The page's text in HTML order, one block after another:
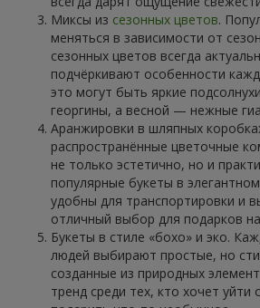
Миксы из сезонных цветов.
меняться в зависимости от
сезонных цветов всегда
подчёркивают особенности
это могут быть яркие
георгины, а весной — нежные
Аранжировки в шляпных
распространённые цветочные
не только эстетично, но и
популярные букеты в
удобны для транспортировки и
отличный выбор для подарков
Букеты в стиле «бохо» и эко.
людей выбирают простые, но
созданные из природных
тренд среди тех, кто хочет уйти